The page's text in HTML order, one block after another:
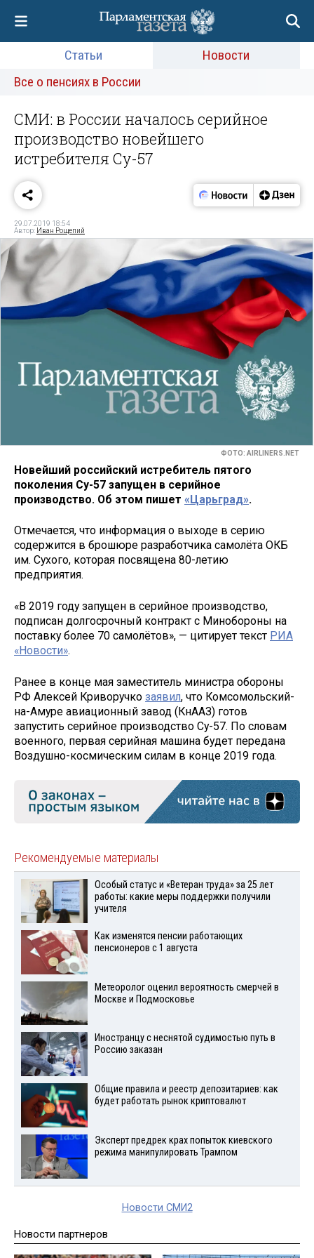
Статьи
Новости
Все о пенсиях в России
СМИ: в России началось серийное
производство новейшего
истребителя Су-57
29.07.2019 18:54
Автор: Иван Рощепий
ФОТО: AIRLINERS.NET
Новейший российский истребитель пятого
поколения Су-57 запущен в серийное
производство. Об этом пишет «Царьград».
Отмечается, что информация о выходе в серию
содержится в брошюре разработчика самолёта ОКБ
им. Сухого, которая посвящена 80-летию
предприятия.
«В 2019 году запущен в серийное производство,
подписан долгосрочный контракт с Минобороны на
поставку более 70 самолётов», — цитирует текст РИА
«Новости».
Ранее в конце мая заместитель министра обороны
РФ Алексей Криворучко заявил, что Комсомольский-
на-Амуре авиационный завод (КнААЗ) готов
запустить серийное производство Су-57. По словам
военного, первая серийная машина будет передана
Воздушно-космическим силам в конце 2019 года.
Рекомендуемые материалы
Особый статус и «Ветеран труда» за 25 лет
работы: какие меры поддержки получили
учителя
Как изменятся пенсии работающих
пенсионеров с 1 августа
Метеоролог оценил вероятность смерчей в
Москве и Подмосковье
Иностранцу с неснятой судимостью путь в
Россию заказан
Общие правила и реестр депозитариев: как
будет работать рынок криптовалют
Эксперт предрек крах попыток киевского
режима манипулировать Трампом
Новости СМИ2
Новости партнеров